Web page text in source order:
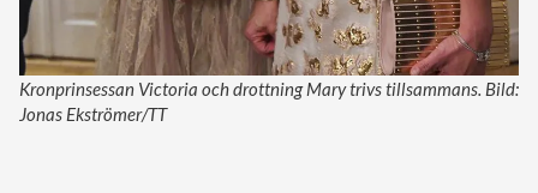
Kronprinsessan Victoria och drottning Mary trivs tillsammans. Bild:
Jonas Ekströmer/TT